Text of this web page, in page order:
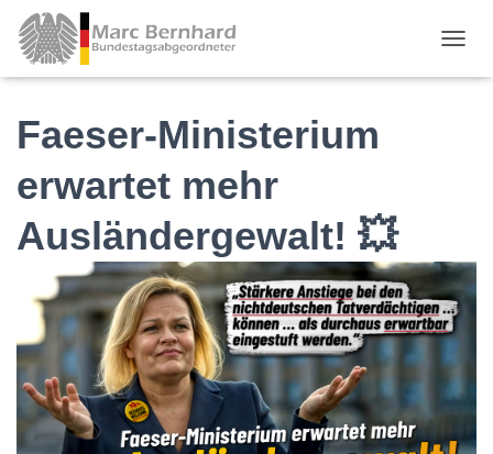
Faeser-Ministerium
erwartet mehr
Ausländergewalt! 💥